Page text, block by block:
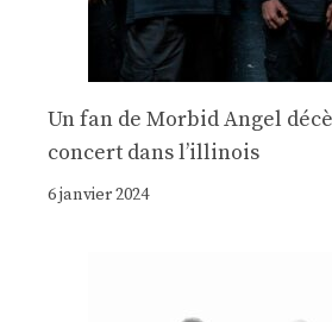
Un fan de Morbid Angel
concert dans l’illinois
6 janvier 2024